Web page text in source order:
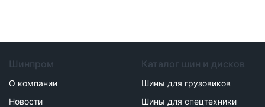
Шинпром
О компании
Новости
Каталог шин и дисков
Шины для грузовиков
Шины для спецтехники